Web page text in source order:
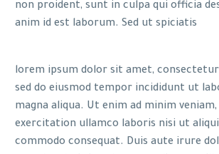
non proident, sunt in culpa qui officia
anim id est laborum. Sed ut spiciatis
lorem ipsum dolor sit amet,
sed do eiusmod tempor incididunt ut
magna aliqua. Ut enim ad minim
exercitation ullamco laboris nisi ut
commodo consequat. Duis aute irure